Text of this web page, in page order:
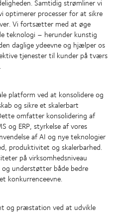
Samtidig strømliner vi
optimerer processer for at sikre
Vi fortsætter med at øge
teknologi – herunder kunstig
daglige ydeevne og hjælper os
tjenester til kunder på tværs
platform ved at konsolidere og
og sikre et skalerbart
omfatter konsolidering af
og ERP, styrkelse af vores
af AI og nye teknologier
produktivitet og skalerbarhed.
på virksomhedsniveau
understøtter både bedre
konkurrenceevne.
og præstation ved at udvikle